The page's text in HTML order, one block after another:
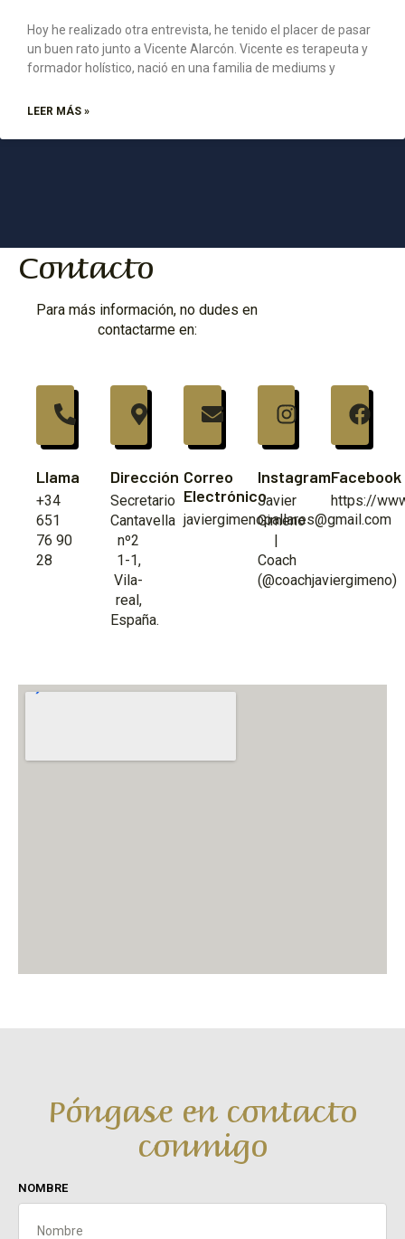
Hoy he realizado otra entrevista, he tenido el placer de pasar
un buen rato junto a Vicente Alarcón. Vicente es terapeuta y
formador holístico, nació en una familia de mediums y
LEER MÁS »
Contacto
Para más información, no dudes en
contactarme en:
Llama
+34
651
76 90
28
Dirección
Secretario
Cantavella
nº2
1-1,
Vila-
real,
España.
Correo
Electrónico
javiergimenopallares@gmail.com
Instagram
Javier
Gimeno
|
Coach
(@coachjaviergimeno)
Facebook
https://
Póngase en contacto
conmigo
NOMBRE